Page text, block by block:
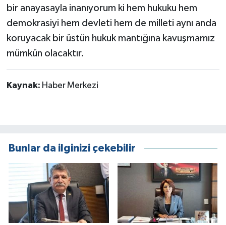
bir anayasayla inanıyorum ki hem hukuku hem
demokrasiyi hem devleti hem de milleti aynı anda
koruyacak bir üstün hukuk mantığına kavuşmamız
mümkün olacaktır.
Kaynak: Haber Merkezi
Bunlar da ilginizi çekebilir